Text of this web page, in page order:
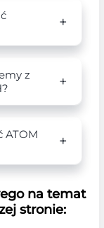
z
ATOM
na temat
stronie: